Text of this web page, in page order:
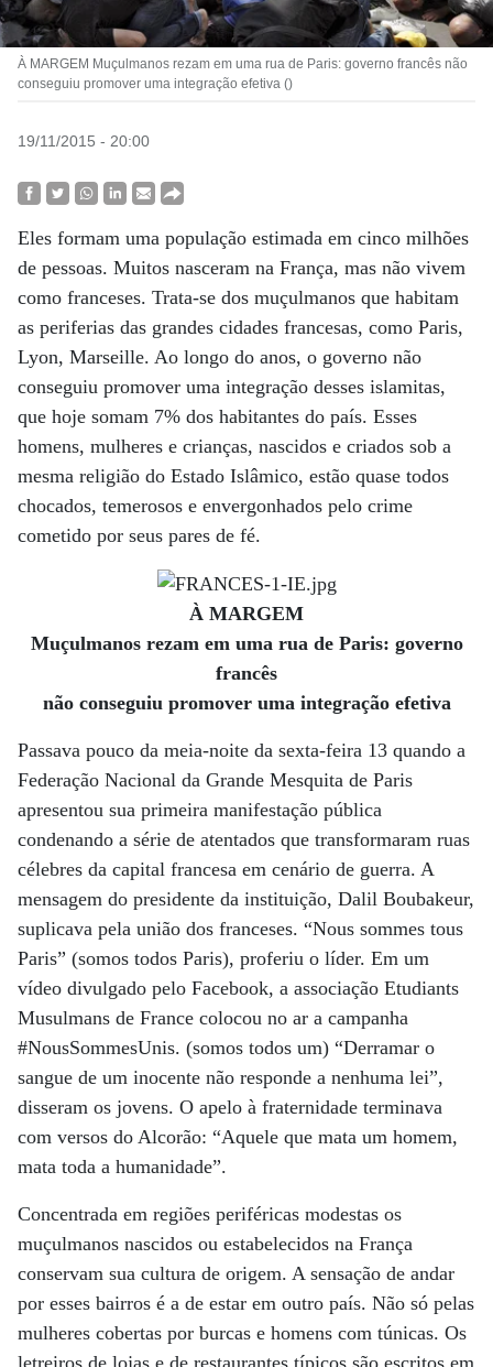
À MARGEM Muçulmanos rezam em uma rua de Paris: governo francês não
conseguiu promover uma integração efetiva ()
19/11/2015 - 20:00
Eles formam uma população estimada em cinco milhões
de pessoas. Muitos nasceram na França, mas não vivem
como franceses. Trata-se dos muçulmanos que habitam
as periferias das grandes cidades francesas, como Paris,
Lyon, Marseille. Ao longo do anos, o governo não
conseguiu promover uma integração desses islamitas,
que hoje somam 7% dos habitantes do país. Esses
homens, mulheres e crianças, nascidos e criados sob a
mesma religião do Estado Islâmico, estão quase todos
chocados, temerosos e envergonhados pelo crime
cometido por seus pares de fé.
À MARGEM
Muçulmanos rezam em uma rua de Paris: governo
francês
não conseguiu promover uma integração efetiva
Passava pouco da meia-noite da sexta-feira 13 quando a
Federação Nacional da Grande Mesquita de Paris
apresentou sua primeira manifestação pública
condenando a série de atentados que transformaram ruas
célebres da capital francesa em cenário de guerra. A
mensagem do presidente da instituição, Dalil Boubakeur,
suplicava pela união dos franceses. “Nous sommes tous
Paris” (somos todos Paris), proferiu o líder. Em um
vídeo divulgado pelo Facebook, a associação Etudiants
Musulmans de France colocou no ar a campanha
#NousSommesUnis. (somos todos um) “Derramar o
sangue de um inocente não responde a nenhuma lei”,
disseram os jovens. O apelo à fraternidade terminava
com versos do Alcorão: “Aquele que mata um homem,
mata toda a humanidade”.
Concentrada em regiões periféricas modestas os
muçulmanos nascidos ou estabelecidos na França
conservam sua cultura de origem. A sensação de andar
por esses bairros é a de estar em outro país. Não só pelas
mulheres cobertas por burcas e homens com túnicas. Os